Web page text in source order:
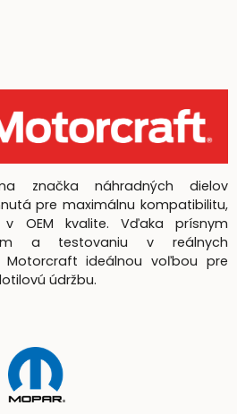
značka náhradných dielov
pre maximálnu kompatibilitu,
OEM kvalite. Vďaka prísnym
a testovaniu v reálnych
Motorcraft ideálnou voľbou pre
údržbu.